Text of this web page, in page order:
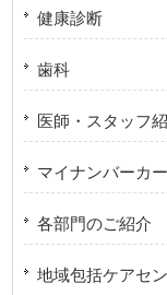
健康診断
歯科
医師・スタッフ
マイナンバーカ
各部門のご紹介
地域包括ケアセ